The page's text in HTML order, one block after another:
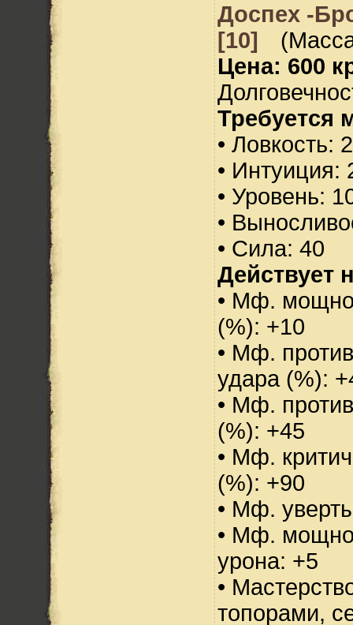
Доспех -
[10]
Цена: 600
Требуется
• Ловкость:
• Интуиция:
• Уровень:
•
• Сила: 40
Действует
• Мф.
(%): +10
• Мф.
удара (%):
• Мф.
(%): +45
• Мф.
(%): +90
• Мф.
• Мф.
урона: +5
•
топорами,